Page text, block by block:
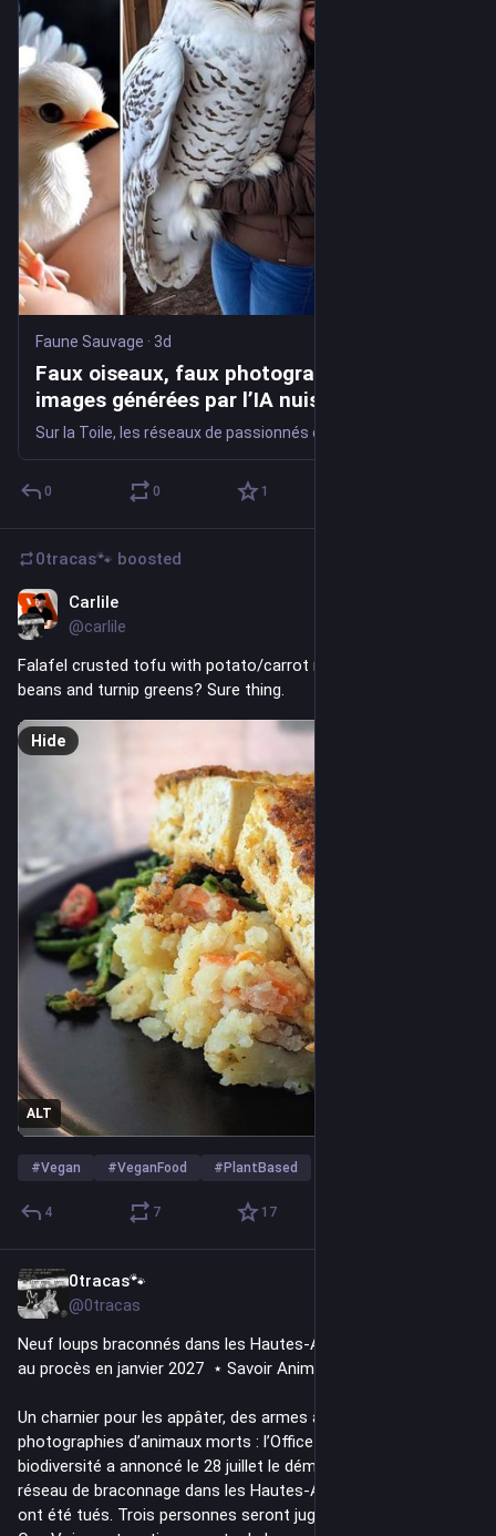
Faune Sauvage · 3d
Faux oiseaux, faux photographes… Les
images générées par l’IA nuisent à la
science participative - Faune Sauvage
0 0 1
0tracas🐾 boosted
Carlile
@carlile
Falafel crusted tofu with potato/carrot mash, sauteed green
beans and turnip greens? Sure thing.
ALT
Hide
#Vegan #VeganFood # PlantBased
4 7 17
0tracas🐾
@0tracas
Neuf loups braconnés dans les Hautes-Alpes : One Voice sera
au procès en janvier 2027  ⋆ Savoir Animal
Un charnier pour les appâter, des armes à feu, des
photographies d’animaux morts : l’Office français de la
biodiversité a annoncé le 28 juillet le démantèlement d’un
réseau de braconnage dans les Hautes-Alpes. Neuf loups y
ont été tués. Trois personnes seront jugées en janvier 2027 et